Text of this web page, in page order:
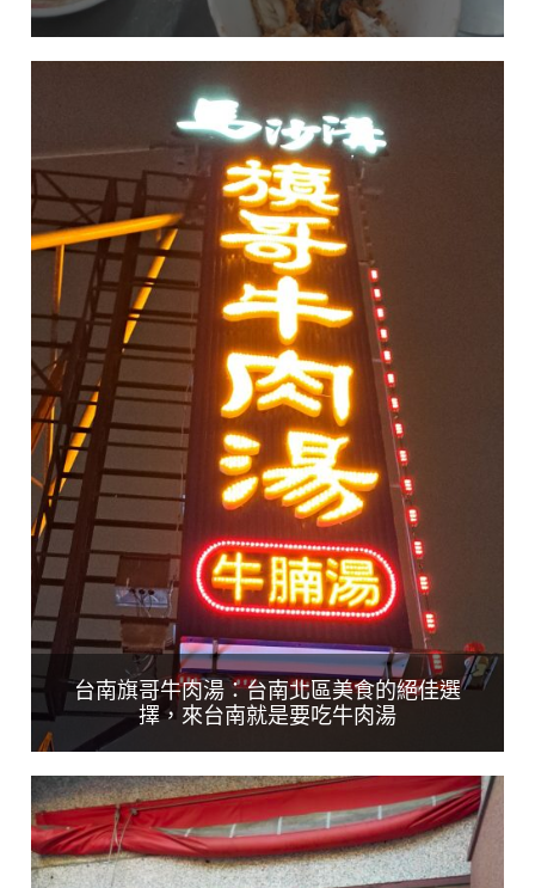
台南旗哥牛肉湯：台南北區美食的絕佳選
擇，來台南就是要吃牛肉湯